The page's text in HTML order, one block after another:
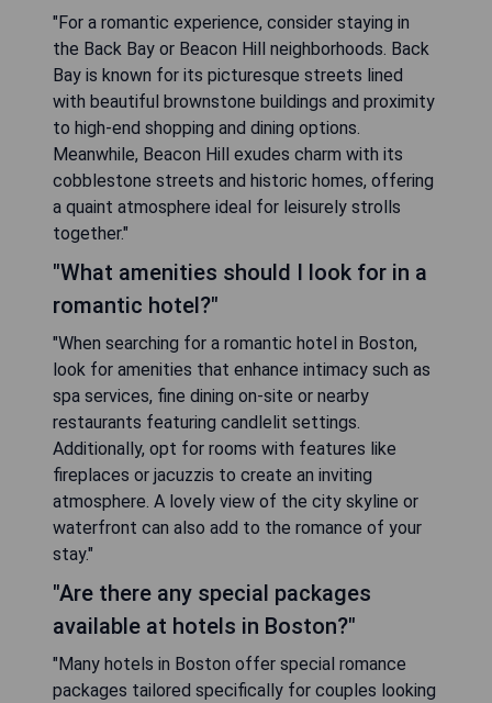
"For a romantic experience, consider staying in
the Back Bay or Beacon Hill neighborhoods. Back
Bay is known for its picturesque streets lined
with beautiful brownstone buildings and proximity
to high-end shopping and dining options.
Meanwhile, Beacon Hill exudes charm with its
cobblestone streets and historic homes, offering
a quaint atmosphere ideal for leisurely strolls
together."
"What amenities should I look for in a
romantic hotel?"
"When searching for a romantic hotel in Boston,
look for amenities that enhance intimacy such as
spa services, fine dining on-site or nearby
restaurants featuring candlelit settings.
Additionally, opt for rooms with features like
fireplaces or jacuzzis to create an inviting
atmosphere. A lovely view of the city skyline or
waterfront can also add to the romance of your
stay."
"Are there any special packages
available at hotels in Boston?"
"Many hotels in Boston offer special romance
packages tailored specifically for couples looking